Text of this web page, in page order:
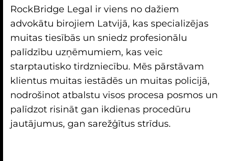
RockBridge Legal ir viens no dažiem
advokātu birojiem Latvijā, kas specializējas
muitas tiesībās un sniedz profesionālu
palīdzību uzņēmumiem, kas veic
starptautisko tirdzniecību. Mēs pārstāvam
klientus muitas iestādēs un muitas policijā,
nodrošinot atbalstu visos procesa posmos un
palīdzot risināt gan ikdienas procedūru
jautājumus, gan sarežģītus strīdus.